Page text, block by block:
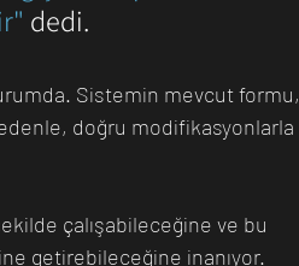
dedi.
Sistemin mevcut formu,
doğru modifikasyonlarla
çalışabileceğine ve bu
getirebileceğine inanıyor.